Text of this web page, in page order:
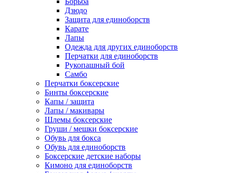
Дзюдо
Защита для единоборств
Карате
Лапы
Одежда для других единоборств
Перчатки для единоборств
Рукопашный бой
Самбо
Перчатки боксерские
Бинты боксерские
Капы / защита
Лапы / макивары
Шлемы боксерские
Груши / мешки боксерские
Обувь для бокса
Обувь для единоборств
Боксерские детские наборы
Кимоно для единоборств